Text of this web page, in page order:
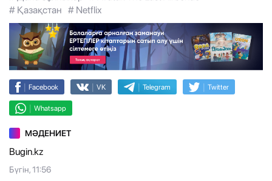
# Қазақстан # Netflix
| Facebook | VK | Telegram | Twitter
| Whatsapp
МӘДЕНИЕТ
Bugin.kz
Бүгін, 11:56